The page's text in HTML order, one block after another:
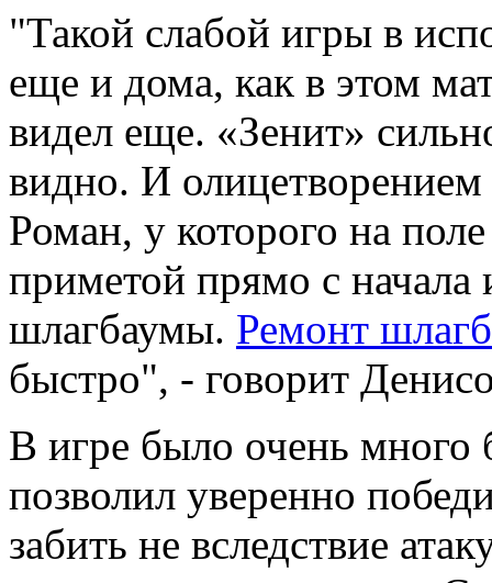
"Такой слабой игры в
еще и дома, как в этом
видел еще. «Зенит»
видно. И
Роман, у которого на
приметой прямо с
шлагбаумы. Ремонт
быстро", - говорит
В игре было очень много
позволил уверенно
забить не вследствие